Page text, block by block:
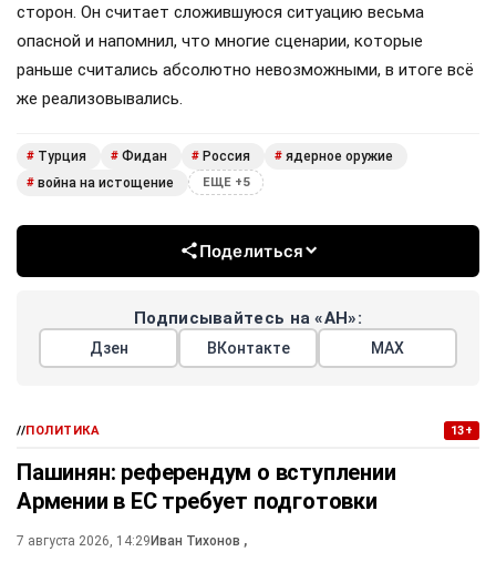
сторон. Он считает сложившуюся ситуацию весьма
опасной и напомнил, что многие сценарии, которые
раньше считались абсолютно невозможными, в итоге всё
же реализовывались.
# Турция # Фидан # Россия # ядерное оружие
# война на истощение ЕЩЕ +5
Поделиться
Подписывайтесь на «АН»:
Дзен ВКонтакте МАХ
//ПОЛИТИКА 13+
Пашинян: референдум о вступлении
Армении в ЕС требует подготовки
7 августа 2026, 14:29Иван Тихонов ,